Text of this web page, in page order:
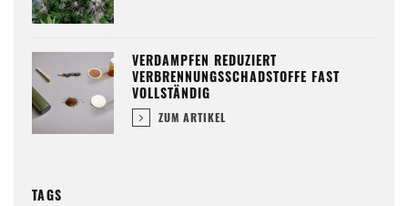
VERDAMPFEN REDUZIERT
VERBRENNUNGSSCHADSTOFFE FAST
VOLLSTÄNDIG
ZUM ARTIKEL
TAGS